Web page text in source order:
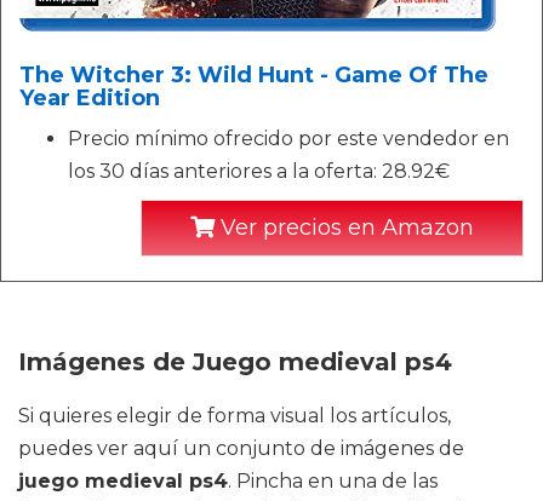
The Witcher 3: Wild Hunt - Game Of The
Year Edition
Precio mínimo ofrecido por este vendedor en
los 30 días anteriores a la oferta: 28.92€
Ver precios en Amazon
Imágenes de Juego medieval ps4
Si quieres elegir de forma visual los artículos,
puedes ver aquí un conjunto de imágenes de
juego medieval ps4. Pincha en una de las